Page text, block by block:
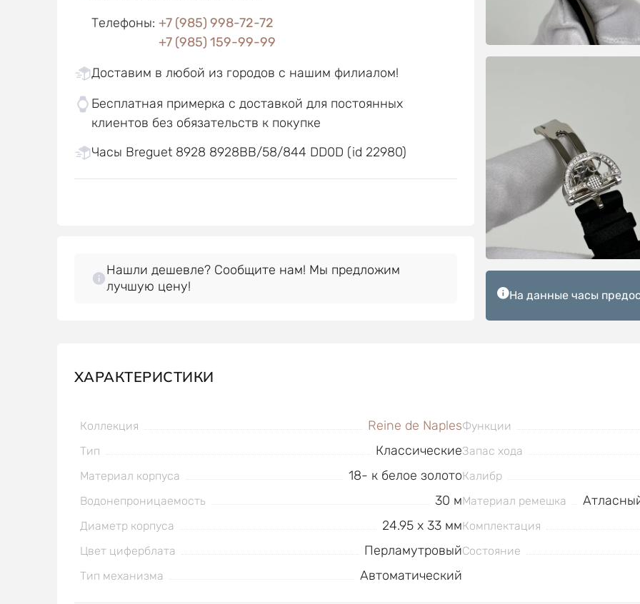
Телефоны: +7 (985) 998-72-72
+7 (985) 159-99-99
Доставим в любой из городов с нашим филиалом!
Бесплатная примерка с доставкой для постоянных
клиентов без обязательств к покупке
Часы Breguet 8928 8928BB/58/844 DD0D (id 22980)
Нашли дешевле? Сообщите нам! Мы предложим
лучшую цену!
На данные часы
ХАРАКТЕРИСТИКИ
Коллекция Reine de Naples
Тип Классические
Материал корпуса 18- к белое золото
Водонепроницаемость 30 м
Диаметр корпуса 24.95 x 33 мм
Цвет циферблата Перламутровый
Тип механизма Автоматический
Функции
Запас хода
Калибр
Материал ремешка
Комплектация
Состояние